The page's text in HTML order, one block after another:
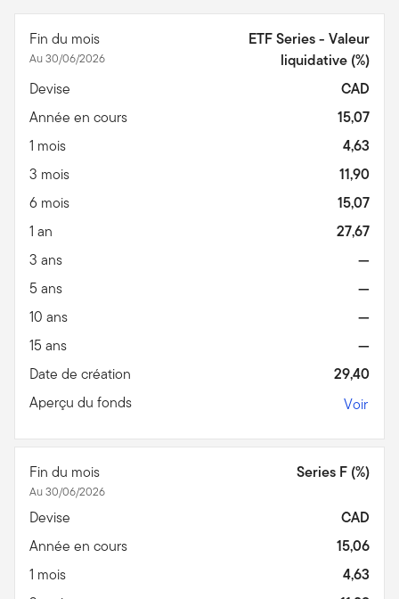
Fin du mois
Au 30/06/2026
ETF Series - Valeur
liquidative (%)
Devise
CAD
Année en cours
15,07
1 mois
4,63
3 mois
11,90
6 mois
15,07
1 an
27,67
3 ans
—
5 ans
—
10 ans
—
15 ans
—
Date de création
29,40
Aperçu du fonds
Voir
Fin du mois
Au 30/06/2026
Series F (%)
Devise
CAD
Année en cours
15,06
1 mois
4,63